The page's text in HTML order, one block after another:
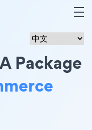
Package